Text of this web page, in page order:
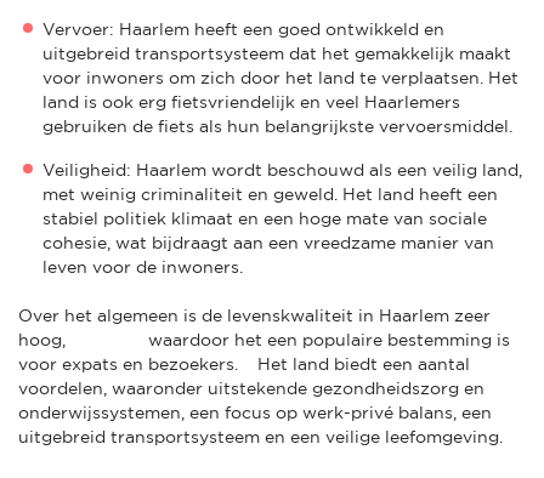
Vervoer: Haarlem heeft een goed ontwikkeld en
uitgebreid transportsysteem dat het gemakkelijk maakt
voor inwoners om zich door het land te verplaatsen. Het
land is ook erg fietsvriendelijk en veel Haarlemers
gebruiken de fiets als hun belangrijkste vervoersmiddel.
Veiligheid: Haarlem wordt beschouwd als een veilig land,
met weinig criminaliteit en geweld. Het land heeft een
stabiel politiek klimaat en een hoge mate van sociale
cohesie, wat bijdraagt aan een vreedzame manier van
leven voor de inwoners.
Over het algemeen is de levenskwaliteit in Haarlem zeer
hoog, waardoor het een populaire bestemming is
voor expats en bezoekers. Het land biedt een aantal
voordelen, waaronder uitstekende gezondheidszorg en
onderwijssystemen, een focus op werk-privé balans, een
uitgebreid transportsysteem en een veilige leefomgeving.